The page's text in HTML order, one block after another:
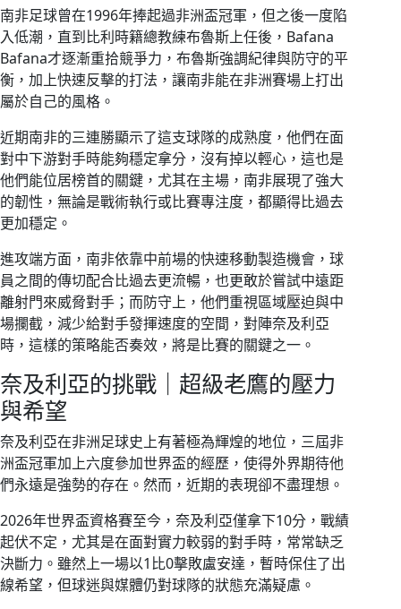
南非足球曾在1996年捧起過非洲盃冠軍，但之後一度陷
入低潮，直到比利時籍總教練布魯斯上任後，Bafana
Bafana才逐漸重拾競爭力，布魯斯強調紀律與防守的平
衡，加上快速反擊的打法，讓南非能在非洲賽場上打出
屬於自己的風格。
近期南非的三連勝顯示了這支球隊的成熟度，他們在面
對中下游對手時能夠穩定拿分，沒有掉以輕心，這也是
他們能位居榜首的關鍵，尤其在主場，南非展現了強大
的韌性，無論是戰術執行或比賽專注度，都顯得比過去
更加穩定。
進攻端方面，南非依靠中前場的快速移動製造機會，球
員之間的傳切配合比過去更流暢，也更敢於嘗試中遠距
離射門來威脅對手；而防守上，他們重視區域壓迫與中
場攔截，減少給對手發揮速度的空間，對陣奈及利亞
時，這樣的策略能否奏效，將是比賽的關鍵之一。
奈及利亞的挑戰｜超級老鷹的壓力
與希望
奈及利亞在非洲足球史上有著極為輝煌的地位，三屆非
洲盃冠軍加上六度參加世界盃的經歷，使得外界期待他
們永遠是強勢的存在。然而，近期的表現卻不盡理想。
2026年世界盃資格賽至今，奈及利亞僅拿下10分，戰績
起伏不定，尤其是在面對實力較弱的對手時，常常缺乏
決斷力。雖然上一場以1比0擊敗盧安達，暫時保住了出
線希望，但球迷與媒體仍對球隊的狀態充滿疑慮。